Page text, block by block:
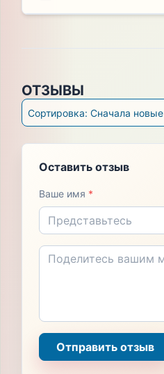
ОТЗЫВЫ
Сортировка: Сначала новые
Оставить отзыв
Ваше имя *
Отправить отзыв